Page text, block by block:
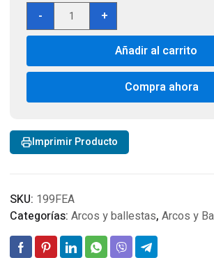
-
Porta
flecha
Trophy
6
APG
Bow
cantidad
+
Añadir al carrito
Compra ahora
Imprimir Producto
SKU: 199FEA
Categorías: Arcos y ballestas, Arcos y